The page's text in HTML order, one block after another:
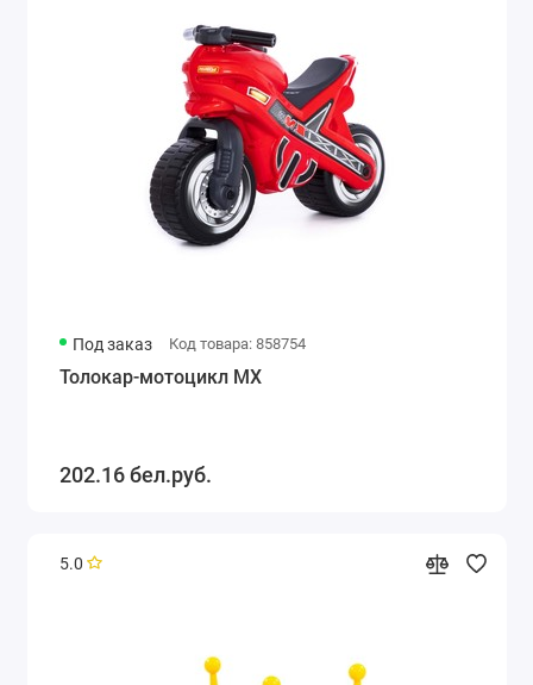
Под заказ Код товара: 858754
Толокар-мотоцикл МХ
202.16 бел.руб.
5.0